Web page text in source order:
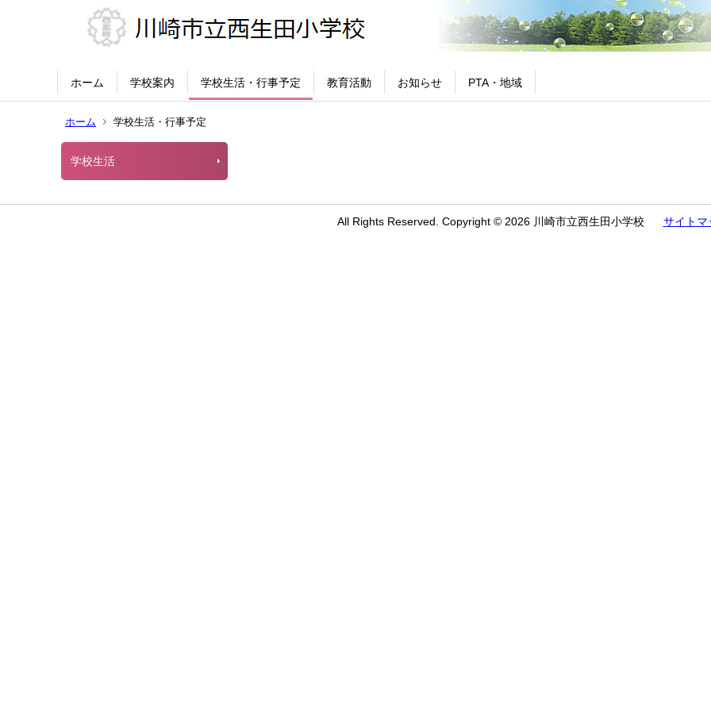
ホーム 学校案内 学校生活・行事予定 教育活動 お知らせ PTA・地域
ホーム 学校生活・行事予定
学校生活
All Rights Reserved. Copyright © 2026 川崎市立西生田小学校 サイトマ